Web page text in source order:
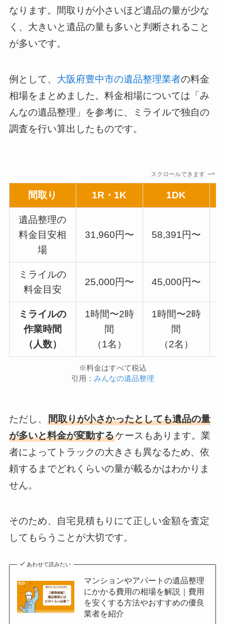
なります。間取りが小さいほど遺品の量が少な
く、大きいと遺品の量も多いと判断されること
が多いです。
例として、 大阪府豊中市の遺品整理業者の料金
相場をまとめました。料金相場については「み
んなの遺品整理」を参考に、ミライルで独自の
調査を行い算出したものです。
スクロールできます
間取り 1R・1K 1DK
遺品整理の
料金目安相
場
31,960円〜 58,391円〜
ミライルの
料金目安
25,000円〜 45,000円〜
ミライルの
作業時間
（人数）
1時間〜2時
間
（1名）
1時間〜2時
間
（2名）
※料金はすべて税込
引用： みんなの遺品整理
ただし、 間取りが小さかったとしても遺品の量
が多いと料金が変動するケースもあります。業
者によってトラックの大きさも異なるため、依
頼するまでどれくらいの量が載るかはわかりま
せん。
そのため、自宅見積もりにて正しい金額を査定
してもらうことが大切です。
あわせて読みたい
マンションやアパートの遺品整理
にかかる費用の相場を解説｜費用
を安くする方法やおすすめの優良
業者を紹介